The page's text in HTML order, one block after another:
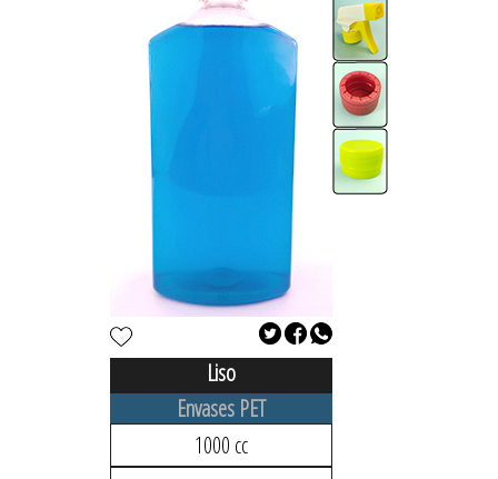
Liso
Envases PET
1000 cc